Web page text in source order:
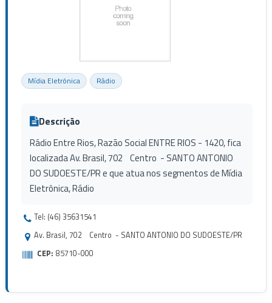
Mídia Eletrônica Rádio
Descrição
Rádio Entre Rios, Razão Social ENTRE RIOS - 1420, fica
localizada Av. Brasil, 702 Centro - SANTO ANTONIO
DO SUDOESTE/PR e que atua nos segmentos de Mídia
Eletrônica, Rádio
Tel: (46) 35631541
Av. Brasil, 702 Centro - SANTO ANTONIO DO SUDOESTE/PR
CEP: 85710-000